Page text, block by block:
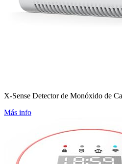
X-Sense Detector de Monóxido de
Más info